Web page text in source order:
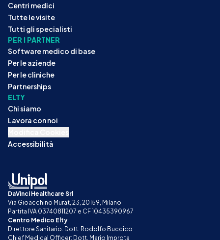
Centri medici
Tutte le visite
Tutti gli specialisti
PER I PARTNER
Software medico di base
Per le aziende
Per le cliniche
Partnerships
ELTY
Chi siamo
Lavora con noi
Accessibilità
DaVinci Healthcare Srl
Via Gioacchino Murat, 23, 20159, Milano
Partita IVA 03740811207 e CF 10435390967
Centro Medico Elty
Direttore Sanitario: Dott. Rodolfo Buccico
Chief Medical Officer: Dott. Mario Improta